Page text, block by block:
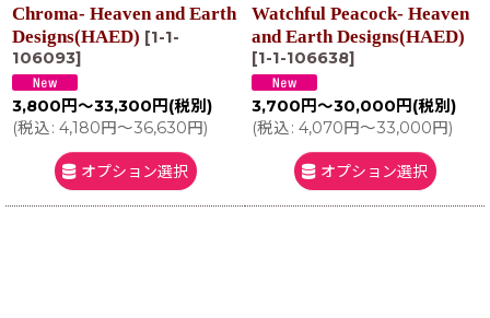
Chroma- Heaven and Earth
Designs(HAED) [1-1-
106093]
3,800 円～33,300 円 (税別)
(税込: 4,180円～36,630円)
オプション選択
Watchful Peacock- Heaven
and Earth Designs(HAED)
[1-1-106638]
3,700 円～30,000 円 (税別)
(税込: 4,070円～33,000円)
オプション選択